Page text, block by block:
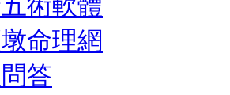
命理網
答